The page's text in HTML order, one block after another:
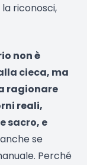
la riconosci,
non è
cieca, ma
ragionare
reali,
sacro, e
se
Perché